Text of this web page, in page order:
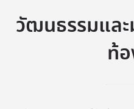
วัฒนธรรมแล
ท้